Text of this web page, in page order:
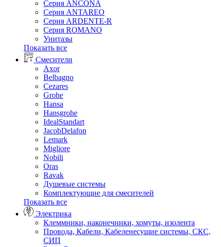
Серия ANCONA
Серия ANTAREO
Серия ARDENTE-R
Серия ROMANO
Унитазы
Показать все
Смесители
Axor
Belbagno
Cezares
Grohe
Hansa
Hansgrohe
IdealStandart
JacobDelafon
Lemark
Migliore
Nobili
Oras
Ravak
Душевые системы
Комплектующие для смесителей
Показать все
Электрика
Клеммники, наконечники, хомуты, изолента
Провода, Кабели, Кабеленесущие системы, СКС,
СИП